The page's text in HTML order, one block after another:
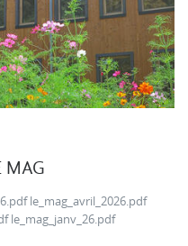
MAG
le_mag_avril_2026.pdf
le_mag_janv_26.pdf